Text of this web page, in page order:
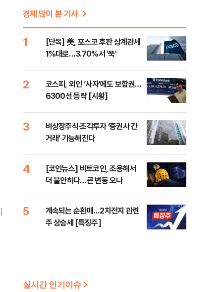
경제 많이 본 기사
1
[단독] 美, 포스코 후판 상계관세
1%대로…3.70%서 '뚝'
2
코스피, 외인 ‘사자’에도 보합권…
6300선 등락 [시황]
3
비상장주식·조각투자 ‘증권사 간
거래’ 가능해진다
4
[코인뉴스] 비트코인, 조용해서
더 불안하다…큰 변동 오나
5
계속되는 순환매…2차전지 관련
주 상승세 [특징주]